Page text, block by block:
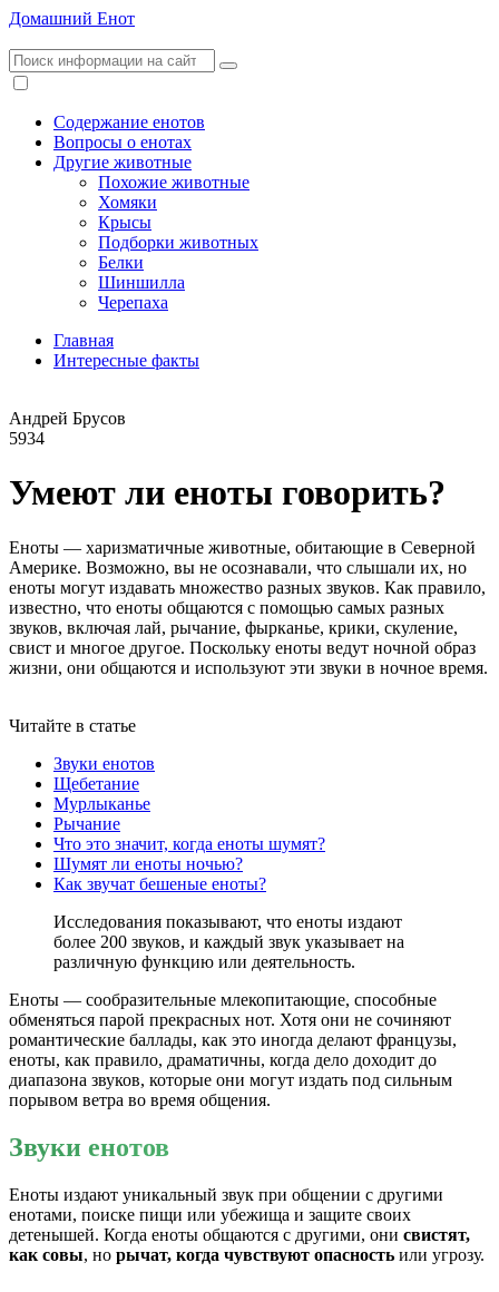
Домашний Енот
Содержание енотов
Вопросы о енотах
Другие животные
Похожие животные
Хомяки
Крысы
Подборки животных
Белки
Шиншилла
Черепаха
Главная
Интересные факты
Андрей Брусов
5934
Умеют ли еноты говорить?
Еноты — харизматичные животные, обитающие в Северной
Америке. Возможно, вы не осознавали, что слышали их, но
еноты могут издавать множество разных звуков. Как правило,
известно, что еноты общаются с помощью самых разных
звуков, включая лай, рычание, фырканье, крики, скуление,
свист и многое другое. Поскольку еноты ведут ночной образ
жизни, они общаются и используют эти звуки в ночное время.
Читайте в статье
Звуки енотов
Щебетание
Мурлыканье
Рычание
Что это значит, когда еноты шумят?
Шумят ли еноты ночью?
Как звучат бешеные еноты?
Исследования показывают, что еноты издают
более 200 звуков, и каждый звук указывает на
различную функцию или деятельность.
Еноты — сообразительные млекопитающие, способные
обменяться парой прекрасных нот. Хотя они не сочиняют
романтические баллады, как это иногда делают французы,
еноты, как правило, драматичны, когда дело доходит до
диапазона звуков, которые они могут издать под сильным
порывом ветра во время общения.
Звуки енотов
Еноты издают уникальный звук при общении с другими
енотами, поиске пищи или убежища и защите своих
детенышей. Когда еноты общаются с другими, они свистят,
как совы, но рычат, когда чувствуют опасность или угрозу.